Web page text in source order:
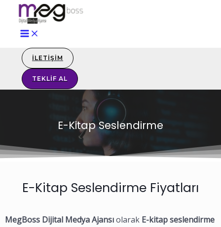
İLETIŞIM
TEKLIF AL
E-Kitap Seslendirme
E-Kitap Seslendirme Fiyatları
MegBoss Dijital Medya Ajansıolarak E-kitap seslendirme